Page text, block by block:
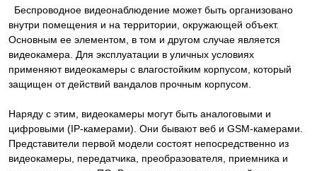
Беспроводное видеонаблюдение может быть организовано
внутри помещения и на территории, окружающей объект.
Основным ее элементом, в том и другом случае является
видеокамера. Для эксплуатации в уличных условиях
применяют видеокамеры с влагостойким корпусом, который
защищен от действий вандалов прочным корпусом.
Наряду с этим, видеокамеры могут быть аналоговыми и
цифровыми (IP-камерами). Они бывают веб и GSM-камерами.
Представители первой модели состоят непосредственно из
видеокамеры, передатчика, преобразователя, приемника и